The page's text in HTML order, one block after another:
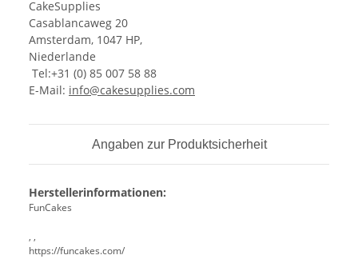
CakeSupplies
Casablancaweg 20
Amsterdam, 1047 HP,
Niederlande
Tel:+31 (0) 85 007 58 88
E-Mail: info@cakesupplies.com
Angaben zur Produktsicherheit
Herstellerinformationen:
FunCakes
, ,
https://funcakes.com/